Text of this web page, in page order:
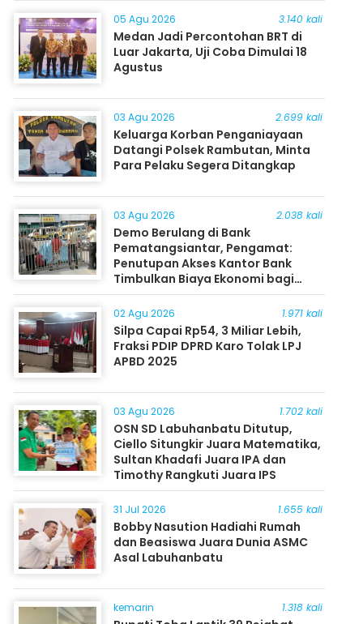
05 Agu 2026 3.140 kali
Medan Jadi Percontohan BRT di
Luar Jakarta, Uji Coba Dimulai 18
Agustus
03 Agu 2026 2.699 kali
Keluarga Korban Penganiayaan
Datangi Polsek Rambutan, Minta
Para Pelaku Segera Ditangkap
03 Agu 2026 2.038 kali
Demo Berulang di Bank
Pematangsiantar, Pengamat:
Penutupan Akses Kantor Bank
Timbulkan Biaya Ekonomi bagi
Masyarakat
02 Agu 2026 1.971 kali
Silpa Capai Rp54, 3 Miliar Lebih,
Fraksi PDIP DPRD Karo Tolak LPJ
APBD 2025
03 Agu 2026 1.702 kali
OSN SD Labuhanbatu Ditutup,
Ciello Situngkir Juara Matematika,
Sultan Khadafi Juara IPA dan
Timothy Rangkuti Juara IPS
31 Jul 2026 1.655 kali
Bobby Nasution Hadiahi Rumah
dan Beasiswa Juara Dunia ASMC
Asal Labuhanbatu
kemarin 1.318 kali